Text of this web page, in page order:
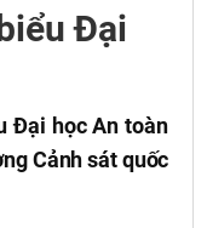
Đại
Đại học An toàn
Cảnh sát quốc